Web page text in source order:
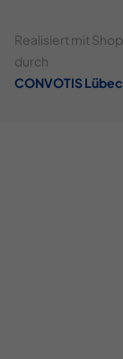
Realisiert mit
durch
CONVOTIS